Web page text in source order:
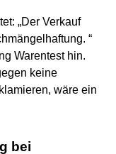
„Der Verkauf
“
Warentest hin.
keine
wäre ein
bei